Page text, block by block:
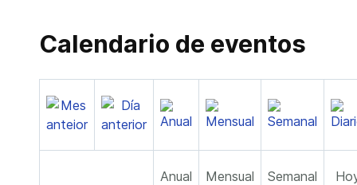
Calendario de eventos
Anual Mensual Semanal